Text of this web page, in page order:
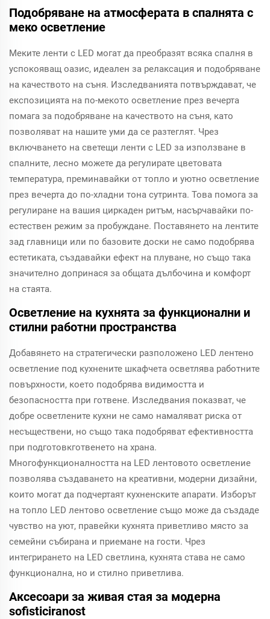
Подобряване на атмосферата в спалнята с
меко осветление
Меките ленти с LED могат да преобразят всяка спалня в
успокояващ оазис, идеален за релаксация и подобряване
на качеството на съня. Изследванията потвърждават, че
експозицията на по-мекото осветление през вечерта
помага за подобряване на качеството на съня, като
позволяват на нашите уми да се разтеглят. Чрез
включването на светещи ленти с LED за използване в
спалните, лесно можете да регулирате цветовата
температура, преминавайки от топло и уютно осветление
през вечерта до по-хладни тона сутринта. Това помога за
регулиране на вашия циркаден ритъм, насърчавайки по-
естествен режим за пробуждане. Поставянето на лентите
зад главници или по базовите доски не само подобрява
естетиката, създавайки ефект на плуване, но също така
значително допринася за общата дълбочина и комфорт
на стаята.
Осветление на кухнята за функционални и
стилни работни пространства
Добавянето на стратегически разположено LED лентено
осветление под кухнените шкафчета осветлява работните
повърхности, което подобрява видимостта и
безопасността при готвене. Изследвания показват, че
добре осветлените кухни не само намаляват риска от
несъществени, но също така подобряват ефективността
при подготовкготвенето на храна.
Многофункционалността на LED лентовото осветление
позволява създаването на креативни, модерни дизайни,
които могат да подчертаят кухненските апарати. Изборът
на топло LED лентово осветление също може да създаде
чувство на уют, правейки кухнята приветливо място за
семейни събирана и приемане на гости. Чрез
интегрирането на LED светлина, кухнята става не само
функционална, но и стилно приветлива.
Аксесоари за живая стая за модерна
sofisticiranost